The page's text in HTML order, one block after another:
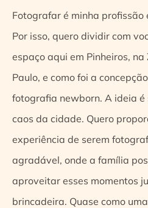
Fotografar é minha
Por isso, quero dividir com
espaço aqui em Pinheiros, na
Paulo, e como foi a
fotografia newborn. A ideia é
caos da cidade. Quero
experiência de serem
agradável, onde a família
aproveitar esses momentos
brincadeira. Quase como